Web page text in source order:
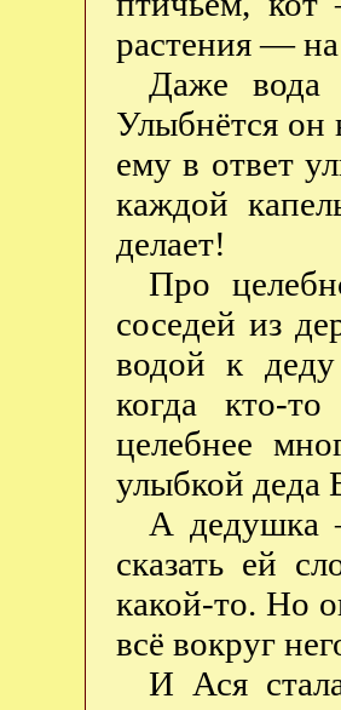
растения —
Даже вода
Улыбнётся он
ему в ответ
каждой
делает!
Про
соседей из
водой к
когда кто-
целебнее
улыбкой деда
А дедушка
сказать ей
какой-то. Но
всё вокруг
И Ася